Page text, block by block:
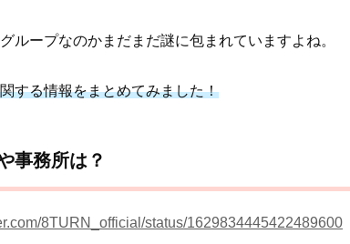
ループなのかまだまだ謎に包まれていますよね。
する情報をまとめてみました！
事務所は？
8TURN_official/status/1629834445422489600